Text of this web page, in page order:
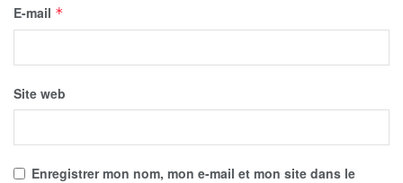
E-mail *
Site web
Enregistrer mon nom, mon e-mail et mon site dans le